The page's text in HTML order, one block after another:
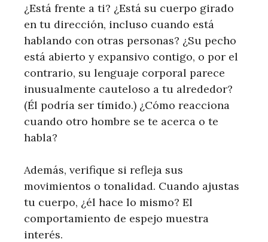
¿Está frente a ti? ¿Está su cuerpo girado
en tu dirección, incluso cuando está
hablando con otras personas? ¿Su pecho
está abierto y expansivo contigo, o por el
contrario, su lenguaje corporal parece
inusualmente cauteloso a tu alrededor?
(Él podría ser tímido.) ¿Cómo reacciona
cuando otro hombre se te acerca o te
habla?
Además, verifique si refleja sus
movimientos o tonalidad. Cuando ajustas
tu cuerpo, ¿él hace lo mismo? El
comportamiento de espejo muestra
interés.